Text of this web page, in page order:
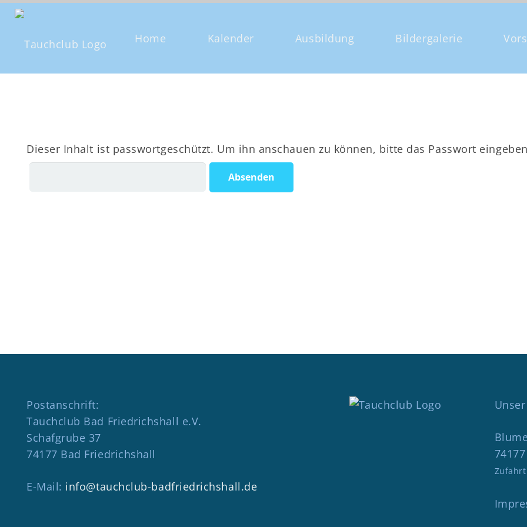
Home Kalender Ausbildung Bildergalerie
Dieser Inhalt ist passwortgeschützt. Um ihn anschauen zu können, bitte das Passwort
Postanschrift:
Tauchclub Bad Friedrichshall e.V.
Schafgrube 37
74177 Bad Friedrichshall
E-Mail: info@tauchclub-badfriedrichshall.de